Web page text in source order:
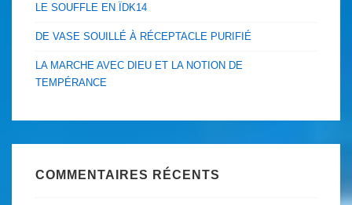
LE SOUFFLE EN ÏDK14
DE VASE SOUILLÉ À RÉCEPTACLE PURIFIÉ
LA MARCHE AVEC DIEU ET LA NOTION DE
TEMPÉRANCE
COMMENTAIRES RÉCENTS